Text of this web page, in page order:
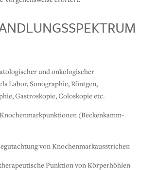
und onkologischer
Labor, Sonographie, Röntgen,
Gastroskopie, Coloskopie etc.
(Beckenkamm-
von Knochenmarkausstrichen
Punktion von Körperhöhlen